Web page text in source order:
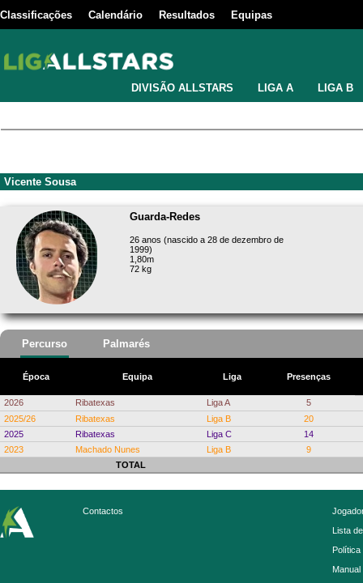
Classificações Calendário Resultados Equipas
DIVISÃO ALLSTARS LIGA A LIGA B
Vicente Sousa
Guarda-Redes
26 anos (nascido a 28 de dezembro de
1999)
1,80m
72 kg
Percurso Palmarés
Época Equipa Liga Presenças
2026 Ribatexas Liga A
5
2025/26
Ribatexas Liga B
20
2025
Ribatexas Liga C
14
2023
Machado Nunes Liga B
9
TOTAL
Contactos
Lista
Política